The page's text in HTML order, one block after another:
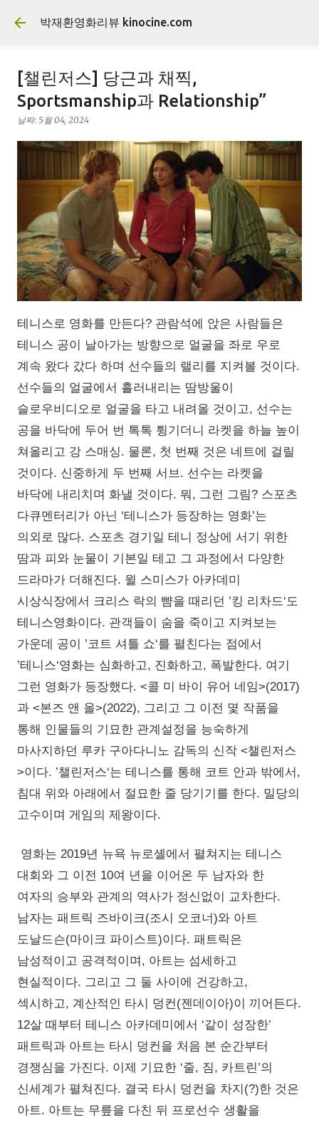
기본 콘텐츠로 건너뛰기
박재환영화리뷰 kinocine.com
[챌린저스] 당근과 채찍,
Sportsmanship과 Relationship”
날짜: 5월 04, 2024
테니스로 영화를 만든다? 관람석에 앉은 사람들은
테니스 공이 날아가는 방향으로 얼굴을 좌로 우로
계속 왔다 갔다 하며 선수들의 랠리를 지켜볼 것이다.
선수들의 얼굴에서 흘러내리는 땀방울이
슬로우비디오로 얼굴을 타고 내려올 것이고, 선수는
공을 바닥에 두어 번 톡톡 튕기더니 라켓을 하늘 높이
쳐올리고 강 스매싱. 물론, 첫 번째 것은 네트에 걸릴
것이다. 신중하게 두 번째 서브. 선수는 라켓을
바닥에 내리치며 화낼 것이다. 뭐, 그런 그림? 스포츠
다큐멘터리가 아닌 ‘테니스가 등장하는 영화’는
의외로 많다. 스포츠 경기일 테니 정상에 서기 위한
땀과 피와 눈물이 기본일 테고 그 과정에서 다양한
드라마가 더해진다. 윌 스미스가 아카데미
시상식장에서 크리스 락의 뺨을 때리던 ’킹 리차드‘도
테니스영화이다. 관객들이 숨을 죽이고 지켜보는
가운데 공이 ’코트 셔틀 쇼‘를 펼친다는 점에서
’테니스‘영화는 심화하고, 진화하고, 폭발한다. 여기
그런 영화가 등장했다. <콜 미 바이 유어 네임>(2017)
과 <본즈 앤 올>(2022), 그리고 그 이전 몇 작품을
통해 인물들의 기묘한 관계설정을 능숙하게
마사지하던 루카 구아다니노 감독의 신작 <챌린저스
>이다. ’챌린저스‘는 테니스를 통해 코트 안과 밖에서,
침대 위와 아래에서 절묘한 줄 당기기를 한다. 밀당의
고수이며 게임의 제왕이다.
영화는 2019년 뉴욕 뉴로셸에서 펼쳐지는 테니스
대회와 그 이전 10여 년을 이어온 두 남자와 한
여자의 승부와 관계의 역사가 정신없이 교차한다.
남자는 패트릭 즈바이크(조시 오코너)와 아트
도날드슨(마이크 파이스트)이다. 패트릭은
남성적이고 공격적이며, 아트는 섬세하고
현실적이다. 그리고 그 둘 사이에 건강하고,
섹시하고, 계산적인 타시 덩컨(젠데이아)이 끼어든다.
12살 때부터 테니스 아카데미에서 ‘같이 성장한’
패트릭과 아트는 타시 덩컨을 처음 본 순간부터
경쟁심을 가진다. 이제 기묘한 ‘줄, 짐, 카트린’의
신세계가 펼쳐진다. 결국 타시 덩컨을 차지(?)한 것은
아트. 아트는 무릎을 다친 뒤 프로선수 생활을